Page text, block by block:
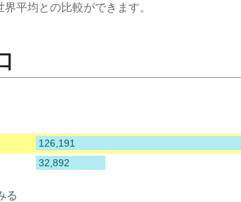
平均との比較ができます。
126,191
32,892
る